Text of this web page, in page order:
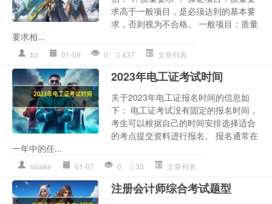
求高于一般项目，是必须达到的基本要
求，否则视为不合格。 一般项目：质量
要求相...
bz 01-09 0 437 文章列表
2023年电工证考试时间
关于2023年电工证报名时间的信息如
下： 电工证考试没有固定的报名时间，
考生可以根据自己的时间安排选择适合
的考点提交资料进行报名。 报名通常在
一年中的任...
sslake 01-07 0 33 文章列表
注册会计师综合考试题型